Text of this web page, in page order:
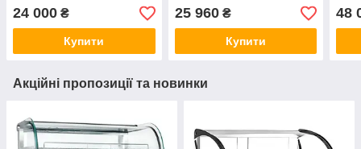
24 000 ₴
Купити
25 960₴
Купити
48
Акційні пропозиції та новинки